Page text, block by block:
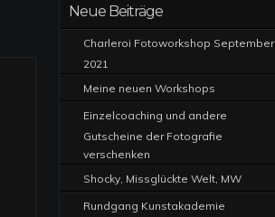
Neue Beiträge
Charleroi Fotoworkshop September
2021
Meine neuen Workshops
Einzelcoaching und andere
Gutscheine der Fotografie
verschenken
Shocky, Missglückte Welt, MW
Rundgang Kunstakademie